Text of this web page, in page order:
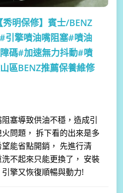
【秀明保修】賓士/BENZ
引擎噴油嘴阻塞#噴油
碼#加速無力抖動#噴
區BENZ推薦保養維修
塞導致供油不穩，造成引
問題， 拆下看的出來是多
能省點開銷， 先進行清
不起來只能更換了， 安裝
擎又恢復順暢與動力!